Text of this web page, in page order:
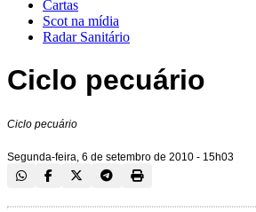
Cartas
Scot na mídia
Radar Sanitário
Ciclo pecuário
Ciclo pecuário
Segunda-feira, 6 de setembro de 2010 - 15h03